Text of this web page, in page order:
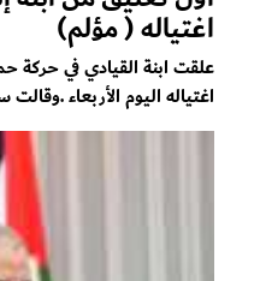
اغتياله ( مؤلم)
علقت ابنة القيادي في
اغتياله اليوم الأربعاء